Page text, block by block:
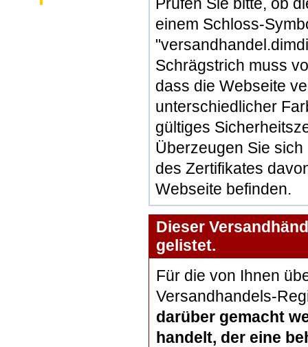
einem Schloss-
Schrägstrich muss
dass die Webseite
unterschiedlicher
gültiges
Überzeugen Sie
des Zertifikates
Webseite befinden.
Dieser
gelistet.
Für die von Ihnen
Versandhandels-
darüber gemacht
handelt, der eine